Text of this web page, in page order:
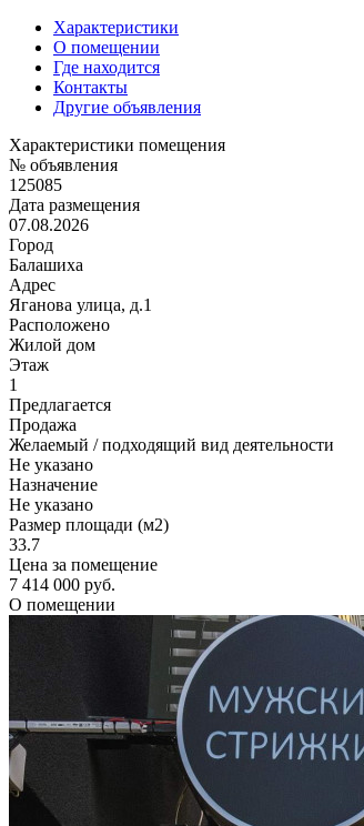
Характеристики
О помещении
Где находится
Контакты
Другие объявления
Характеристики помещения
№ объявления
125085
Дата размещения
07.08.2026
Город
Балашиха
Адрес
Яганова улица, д.1
Расположено
Жилой дом
Этаж
1
Предлагается
Продажа
Желаемый / подходящий вид деятельности
Не указано
Назначение
Не указано
Размер площади (м2)
33.7
Цена за помещение
7 414 000 руб.
О помещении